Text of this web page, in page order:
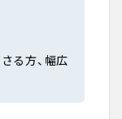
る方、幅広